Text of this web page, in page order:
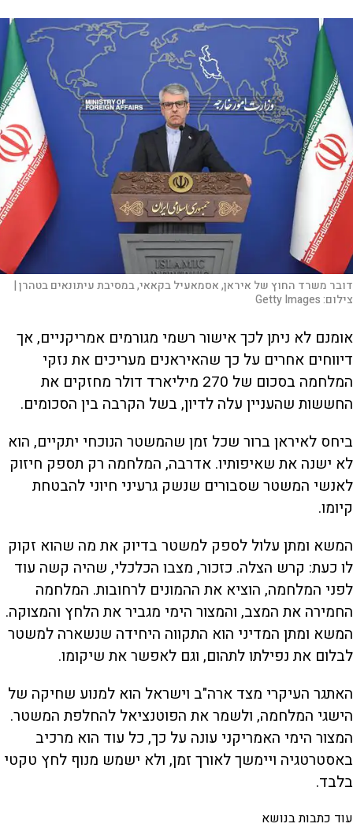
דובר משרד החוץ של איראן, אסמאעיל בקאאי, במסיבת עיתונאים בטהרן |
צילום:Getty Images
אומנם לא ניתן לכך אישור רשמי מגורמים אמריקניים, אך
דיווחים אחרים על כך שהאיראנים מעריכים את נזקי
המלחמה בסכום של 270 מיליארד דולר מחזקים את
החששות שהעניין עלה לדיון, בשל הקרבה בין הסכומים.
ביחס לאיראן ברור שכל זמן שהמשטר הנוכחי יתקיים, הוא
לא ישנה את שאיפותיו. אדרבה, המלחמה רק תספק חיזוק
לאנשי המשטר שסבורים שנשק גרעיני חיוני להבטחת
קיומו.
המשא ומתן עלול לספק למשטר בדיוק את מה שהוא זקוק
לו כעת: קרש הצלה. כזכור, מצבו הכלכלי, שהיה קשה עוד
לפני המלחמה, הוציא את ההמונים לרחובות. המלחמה
החמירה את המצב, והמצור הימי מגביר את הלחץ והמצוקה.
המשא ומתן המדיני הוא התקווה היחידה שנשארה למשטר
לבלום את נפילתו לתהום, וגם לאפשר את שיקומו.
האתגר העיקרי מצד ארה"ב וישראל הוא למנוע שחיקה של
הישגי המלחמה, ולשמר את הפוטנציאל להחלפת המשטר.
המצור הימי האמריקני עונה על כך, כל עוד הוא מרכיב
באסטרטגיה ויימשך לאורך זמן, ולא ישמש מנוף לחץ טקטי
בלבד.
עוד כתבות בנושא